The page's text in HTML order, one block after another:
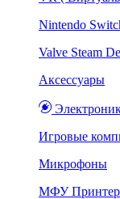
Nintendo
Valve Steam
Аксессуары
Игровые
Микрофоны
МФУ